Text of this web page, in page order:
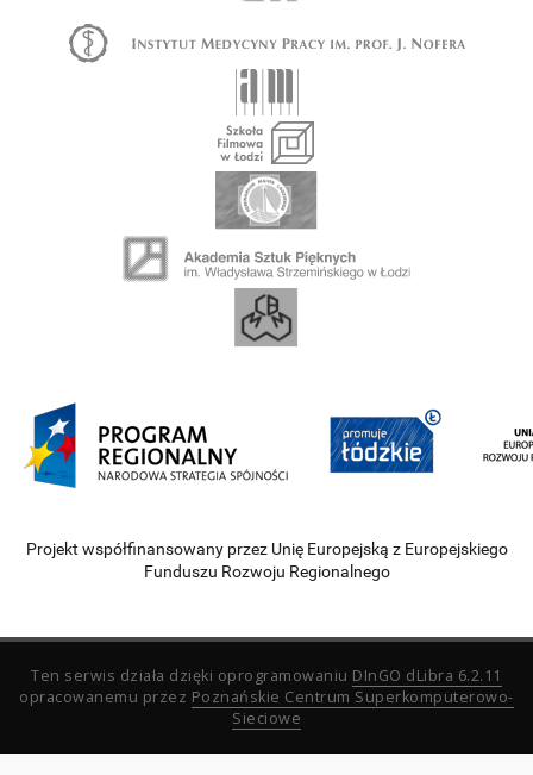
Projekt współfinansowany przez Unię Europejską z Europejskiego
Funduszu Rozwoju Regionalnego
Ten serwis działa dzięki oprogramowaniu DInGO dLibra 6.2.11
opracowanemu przez Poznańskie Centrum Superkomputerowo-
Sieciowe